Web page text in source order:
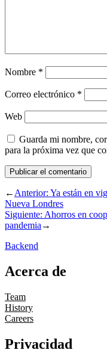
Nombre *
Correo electrónico *
Web
Guarda mi nombre,
para la próxima vez que
←Anterior: Ya están en
Nueva Londres
Siguiente: Ahorros en
pandemia→
Backend
Acerca de
Team
History
Careers
Privacidad